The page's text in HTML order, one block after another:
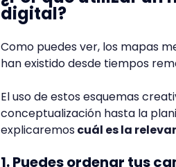
digital?
Como puedes ver, los mapas
han existido desde tiempos
El uso de estos esquemas
conceptualización hasta la
explicaremoscuál es la
1. Puedes ordenar tus